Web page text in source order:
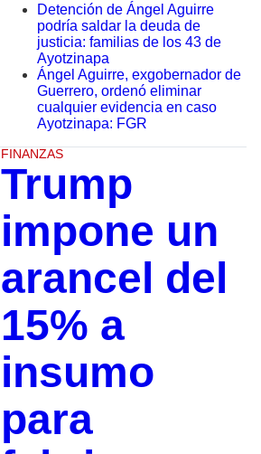
Detención de Ángel Aguirre
podría saldar la deuda de
justicia: familias de los 43 de
Ayotzinapa
Ángel Aguirre, exgobernador de
Guerrero, ordenó eliminar
cualquier evidencia en caso
Ayotzinapa: FGR
FINANZAS
Trump
impone un
arancel del
15% a
insumo
para